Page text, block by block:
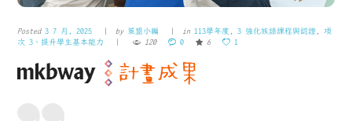
Posted 3 7 月, 2025 by 策盟小編 in 113學年度 3 強化族語課程與認證 ,項
次 3、提升學生基本能力
120 0 6 1